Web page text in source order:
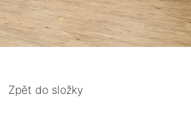
Zpět do složky